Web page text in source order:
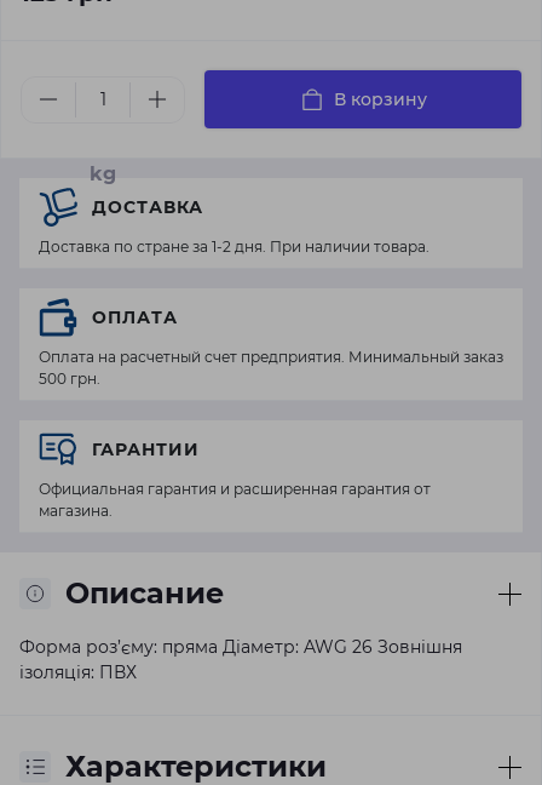
kg
В корзину
Описание
Форма роз’єму: пряма Діаметр: AWG 26 Зовнішня
ізоляція: ПВХ
Характеристики
ДОСТАВКА
Доставка по стране за 1-2 дня. При наличии товара.
ОПЛАТА
Оплата на расчетный счет предприятия. Минимальный заказ
500 грн.
ГАРАНТИИ
Официальная гарантия и расширенная гарантия от
магазина.